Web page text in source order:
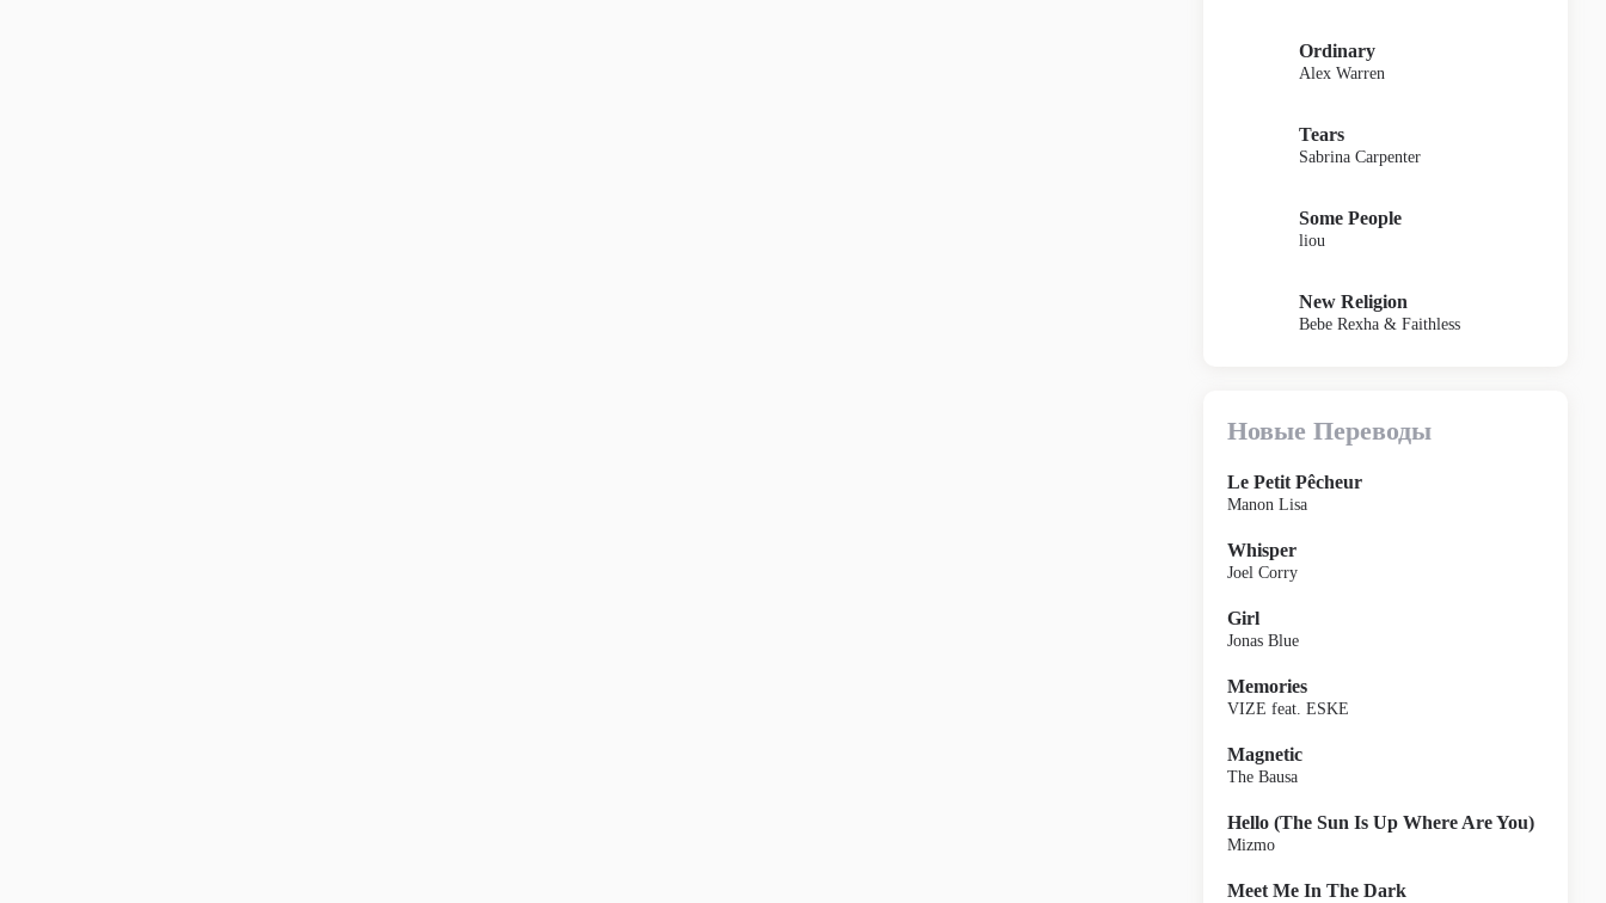
Ordinary
Alex Warren
Tears
Sabrina Carpenter
Some People
liou
New Religion
Bebe Rexha & Faithless
Новые Переводы
Le Petit Pêcheur
Manon Lisa
Whisper
Joel Corry
Girl
Jonas Blue
Memories
VIZE feat. ESKE
Magnetic
The Bausa
Hello (The Sun Is Up Where Are You)
Mizmo
Meet Me In The Dark